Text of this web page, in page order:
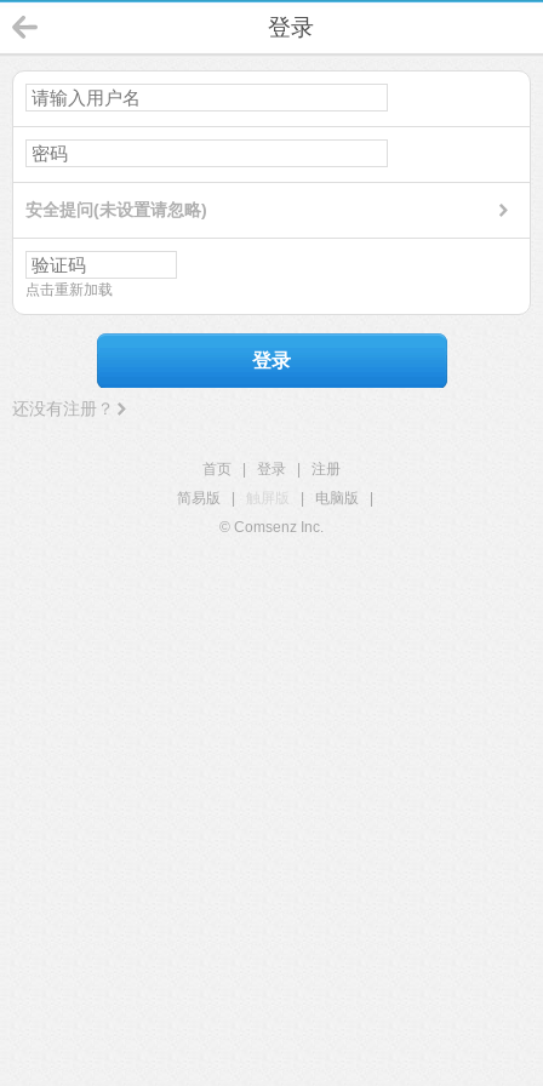
登录
安全提问(未设置请忽略)
点击重新加载
登录
还没有注册？
首页 登录
注册
简易版
触屏版 电脑版
© Comsenz Inc.